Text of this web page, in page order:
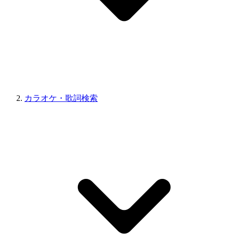
カラオケ・歌詞検索